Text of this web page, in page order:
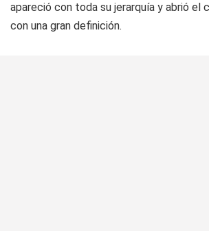
apareció con toda su jerarquía y abrió el
con una gran definición.